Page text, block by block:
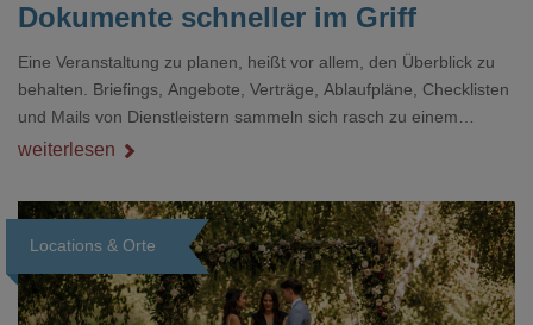
Dokumente schneller im Griff
Eine Veranstaltung zu planen, heißt vor allem, den Überblick zu
behalten. Briefings, Angebote, Verträge, Ablaufpläne, Checklisten
und Mails von Dienstleistern sammeln sich rasch zu einem
unübersichtlichen Stapel. Wer schon einmal kurz vor einem Event
Dokument gesucht hat, kennt das mulmige Gefühl.
weiterlesen
Locations & Orte